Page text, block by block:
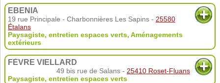
EBENIA
19 rue Principale - Charbonnières Les Sapins - 25580
Étalans
Paysagiste, entretien espaces verts, Aménagements
extérieurs
FÈVRE VIELLARD
49 bis rue de Salans - 25410 Roset-Fluans
Paysagiste, entretien espaces verts